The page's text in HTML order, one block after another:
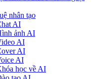
nhân tạo
AI
ảnh AI
AI
AI
AI
học về AI